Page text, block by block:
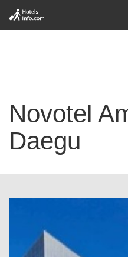
Novotel
Daegu